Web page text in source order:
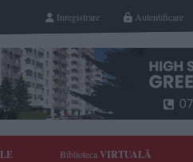
Autentificare
Inregistrare
BibliotecaVIRTUALĂ